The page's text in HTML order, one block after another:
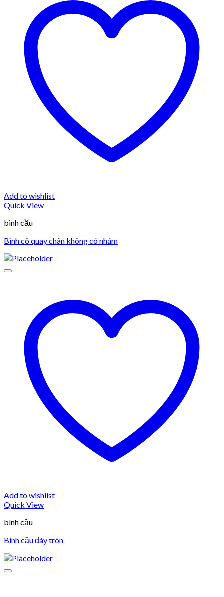
Add to wishlist
Quick View
bình cầu
Bình cô quay chân không có nhám
Add to wishlist
Quick View
bình cầu
Bình cầu đáy tròn